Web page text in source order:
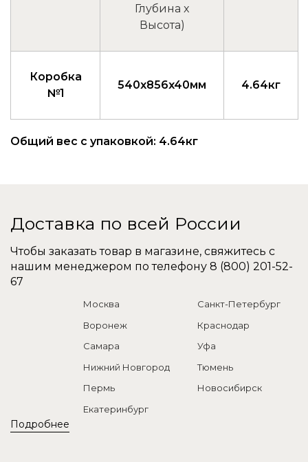
Глубина x
Высота)
Коробка
№1
540x856x40мм 4.64кг
Общий вес с упаковкой: 4.64кг
Доставка по всей России
Чтобы заказать товар в магазине, свяжитесь с
нашим менеджером по телефону 8 (800) 201-52-
67
Подробнее
Москва
Санкт-Петербург
Воронеж
Краснодар
Самара
Уфа
Нижний Новгород
Тюмень
Пермь
Новосибирск
Екатеринбург